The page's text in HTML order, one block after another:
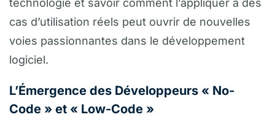
technologie et savoir comment l’appliquer à des
cas d’utilisation réels peut ouvrir de nouvelles
voies passionnantes dans le développement
logiciel.
L’Émergence des Développeurs « No-
Code » et « Low-Code »